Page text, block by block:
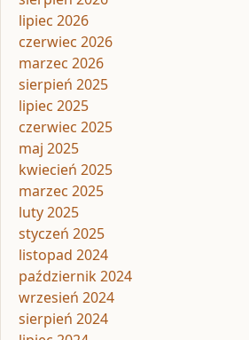
lipiec 2026
czerwiec 2026
marzec 2026
sierpień 2025
lipiec 2025
czerwiec 2025
maj 2025
kwiecień 2025
marzec 2025
luty 2025
styczeń 2025
listopad 2024
październik 2024
wrzesień 2024
sierpień 2024